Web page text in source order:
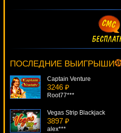
ПОСЛЕДНИЕ ВЫИГРЫШИ
tank***
Captain Venture
3246 ₽
Root77***
Vegas Strip Blackjack
3897 ₽
alex***